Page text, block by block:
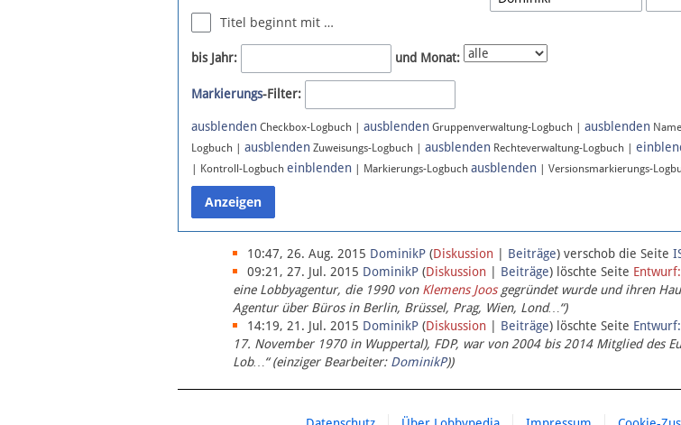
Titel beginnt mit …
bis Jahr: und Monat:
Markierungs-Filter:
ausblenden Checkbox-Logbuch | ausblenden Gruppenverwaltung-Logbuch | ausblenden
Logbuch | ausblenden Zuweisungs-Logbuch | ausblenden Rechteverwaltung-Logbuch |
| Kontroll-Logbuch einblenden | Markierungs-Logbuch ausblenden | Versionsmarkierungs-
10:47, 26. Aug. 2015 DominikP (Diskussion | Beiträge) verschob die Seite
09:21, 27. Jul. 2015 DominikP (Diskussion | Beiträge) löschte Seite
eine Lobbyagentur, die 1990 von Klemens Joosgegründet wurde und ihren
Agentur über Büros in Berlin, Brüssel, Prag, Wien, Lond…“)
14:19, 21. Jul. 2015 DominikP (Diskussion | Beiträge) löschte Seite
17. November 1970 in Wuppertal), FDP, war von 2004 bis 2014 Mitglied des
Lob…“ (einziger Bearbeiter: DominikP))